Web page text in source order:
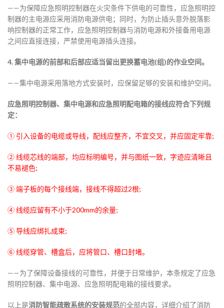
——为保障应急照明控制器在火灾条件下供电的可靠性，应急照明控
制器的主电源应采用消防电源供电；同时，为防止插头意外脱落影
响控制器的正常工作，应急照明控制器与消防电源和外接备用电源
之间应直接连接，严禁使用电源插头连接。
4. 集中电源的前部和后部应适当留出更换蓄电池(组)的作业空间。
——集中电源采用落地方式安装时，应保留足够的安装和维护空间。
应急照明控制器、集中电源和应急照明配电箱的接线应符合下列规
定：
① 引入设备的电缆或导线，配线应整齐，不宜交叉，并应固定牢靠;
② 线缆芯线的端部，均应标明编号，并与图纸一致，字迹应清晰且
不易褪色;
③ 端子板的每个接线端，接线不得超过2根;
④ 线缆应留有不小于200mm的余量;
⑤ 导线应绑扎成束;
⑥ 线缆穿管、槽盒后，应将管口、槽口封堵。
——为了保障设备接线的可靠性，并便于日常维护，本条规定了应急
照明控制器、集中电源、应急照明配电箱的接线要求。
以上是消防智能疏散系统的安装规范的全部内容，详细介绍了消防